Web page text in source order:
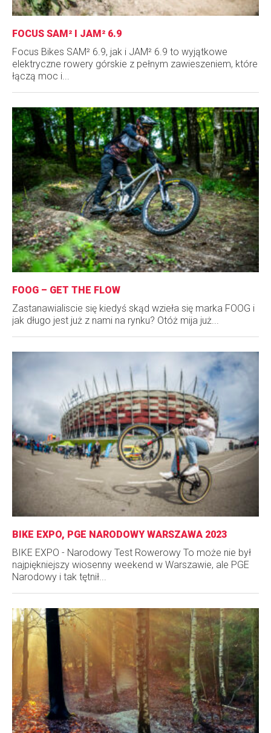
FOCUS SAM² I JAM² 6.9
Focus Bikes SAM² 6.9, jak i JAM² 6.9 to wyjątkowe
elektryczne rowery górskie z pełnym zawieszeniem, które
łączą moc i...
FOOG – GET THE FLOW
Zastanawialiscie się kiedyś skąd wzieła się marka FOOG i
jak długo jest już z nami na rynku? Otóż mija już...
BIKE EXPO, PGE NARODOWY WARSZAWA 2023
BIKE EXPO - Narodowy Test Rowerowy To może nie był
najpiękniejszy wiosenny weekend w Warszawie, ale PGE
Narodowy i tak tętnił...